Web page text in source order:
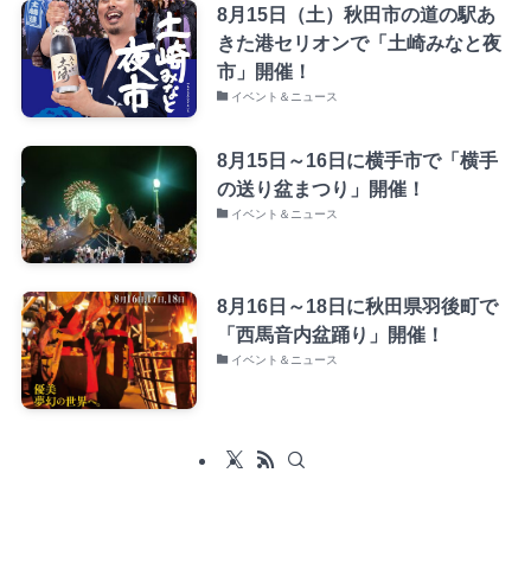
8月15日（土）秋田市の道の駅あ
きた港セリオンで「土崎みなと夜
市」開催！
イベント＆ニュース
8月15日～16日に横手市で「横手
の送り盆まつり」開催！
イベント＆ニュース
8月16日～18日に秋田県羽後町で
「西馬音内盆踊り」開催！
イベント＆ニュース